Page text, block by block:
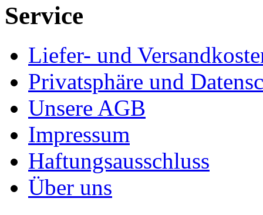
Service
Liefer- und
Privatsphäre und
Unsere AGB
Impressum
Haftungsausschluss
Über uns